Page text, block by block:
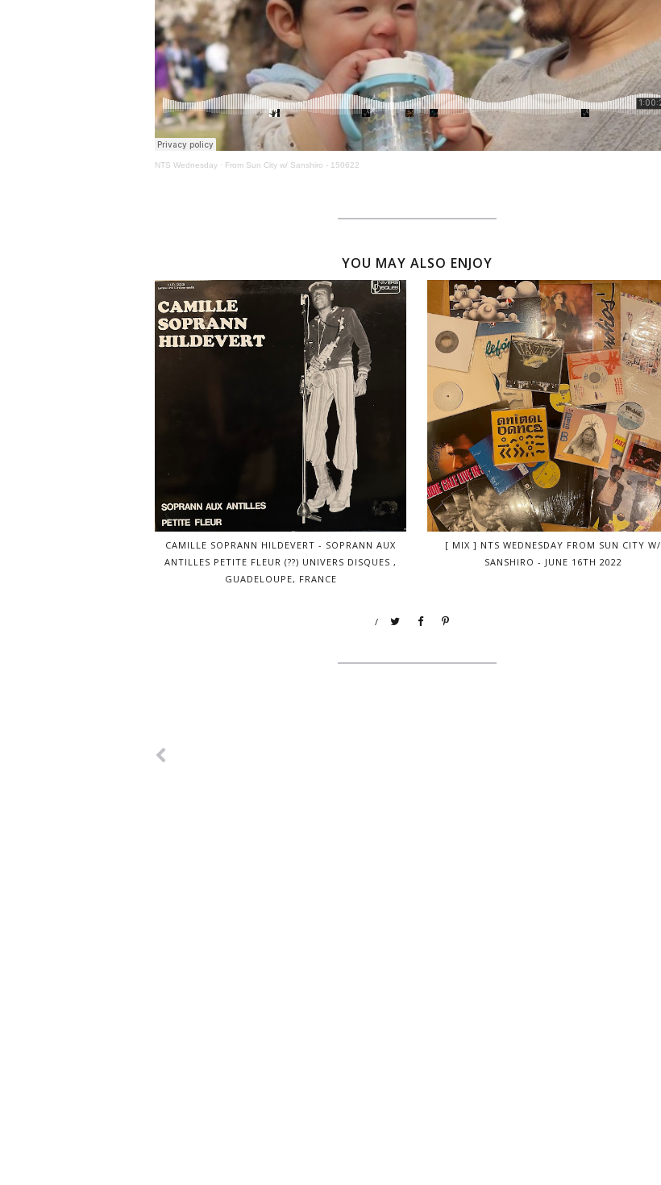
NTS Wednesday · From Sun City w/ Sanshiro - 150622
YOU MAY ALSO ENJOY
CAMILLE SOPRANN HILDEVERT - SOPRANN AUX
ANTILLES PETITE FLEUR (??) UNIVERS DISQUES ,
GUADELOUPE, FRANCE
[ MIX ] NTS WEDNESDAY FROM SUN CITY W/
SANSHIRO - JUNE 16TH 2022
/